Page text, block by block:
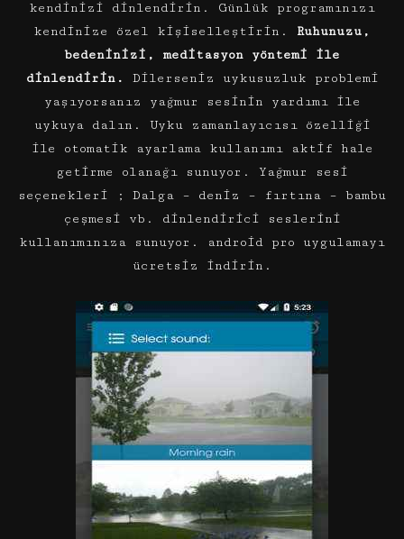
kendinizi dinlendirin. Günlük programınızı
kendinize özel kişiselleştirin.
Ruhunuzu,
bedeninizi, meditasyon yöntemi ile
dinlendirin.
Dilerseniz uykusuzluk problemi
yaşıyorsanız yağmur sesinin yardımı ile
uykuya dalın. Uyku zamanlayıcısı özelliği
ile otomatik ayarlama kullanımı aktif hale
getirme olanağı sunuyor. Yağmur sesi
seçenekleri ; Dalga – deniz – fırtına – bambu
çeşmesi vb. dinlendirici seslerini
kullanımınıza sunuyor. android pro uygulamayı
ücretsiz indirin.